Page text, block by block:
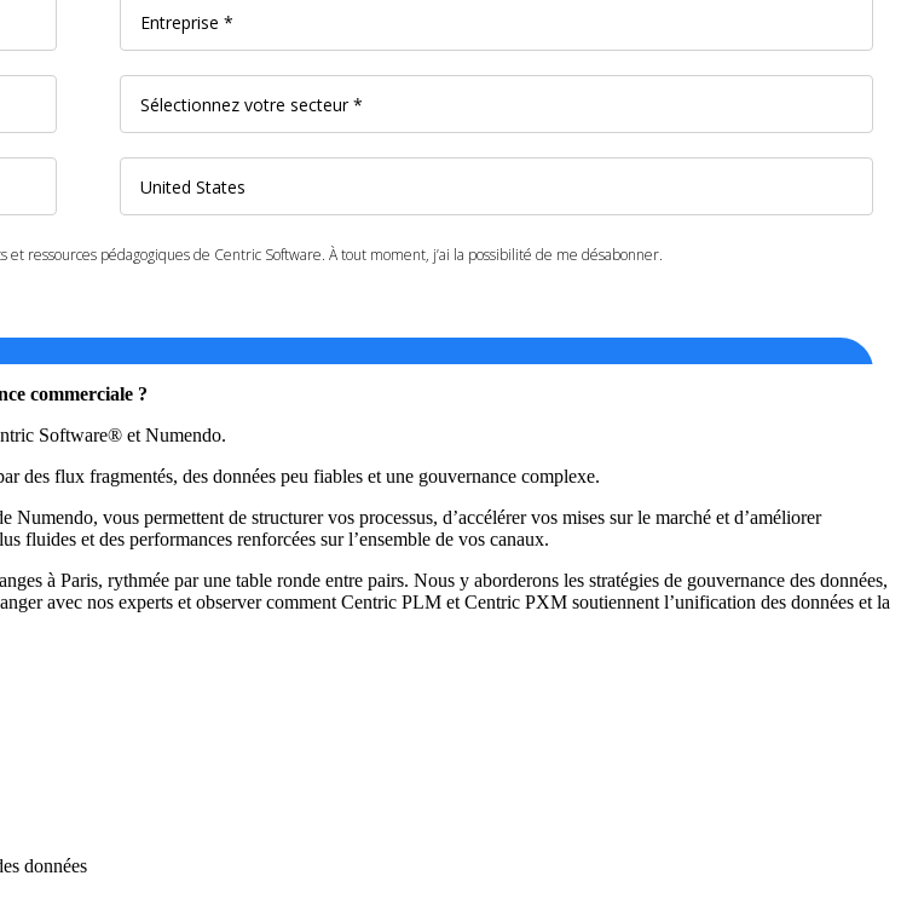
commerciale ?
Software® et Numendo.
des flux fragmentés, des données peu fiables et une gouvernance complexe.
vous permettent de structurer vos processus, d’accélérer vos mises sur le marché et d’améliorer
fluides et des performances renforcées sur l’ensemble de vos canaux.
à Paris, rythmée par une table ronde entre pairs. Nous y aborderons les stratégies de gouvernance des données,
avec nos experts et observer comment Centric PLM et Centric PXM soutiennent l’unification des données et la
données